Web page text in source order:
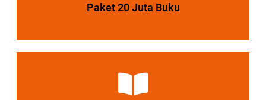
Paket 20 Juta Buku
Diskon 40%
Lihat Paket